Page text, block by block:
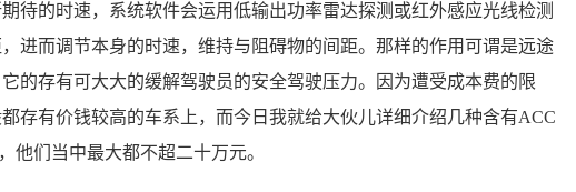
待的时速，系统软件会运用低输出功率雷达探测或红外感应光线检测
进而调节本身的时速，维持与阻碍物的间距。那样的作用可谓是远途
的存有可大大的缓解驾驶员的安全驾驶压力。因为遭受成本费的限
存有价钱较高的车系上，而今日我就给大伙儿详细介绍几种含有ACC
他们当中最大都不超二十万元。